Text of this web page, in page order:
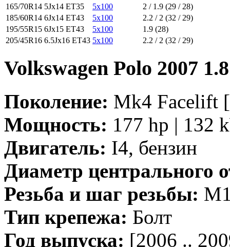
165/70R14 5Jx14 ET35 5x100
2 / 1.9 (29 / 28)
185/60R14 6Jx14 ET43 5x100
2.2 / 2 (32 / 29)
195/55R15 6Jx15 ET43 5x100
1.9 (28)
205/45R16 6.5Jx16 ET43 5x100 2.2 / 2 (32 / 29)
Volkswagen Polo 2007
Поколение: Mk4 Facelift
Мощность: 177 hp | 132
Двигатель: I4, бензин
Диаметр центрального
Резьба и шаг резьбы:
Тип крепежа: Болт
Год выпуска: [2006 ..